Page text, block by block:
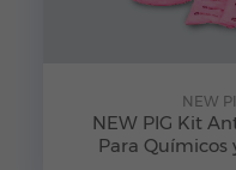
NEW
NEW PIG Kit
Para Químicos